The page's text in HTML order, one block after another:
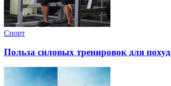
Спорт
Польза силовых тренировок для